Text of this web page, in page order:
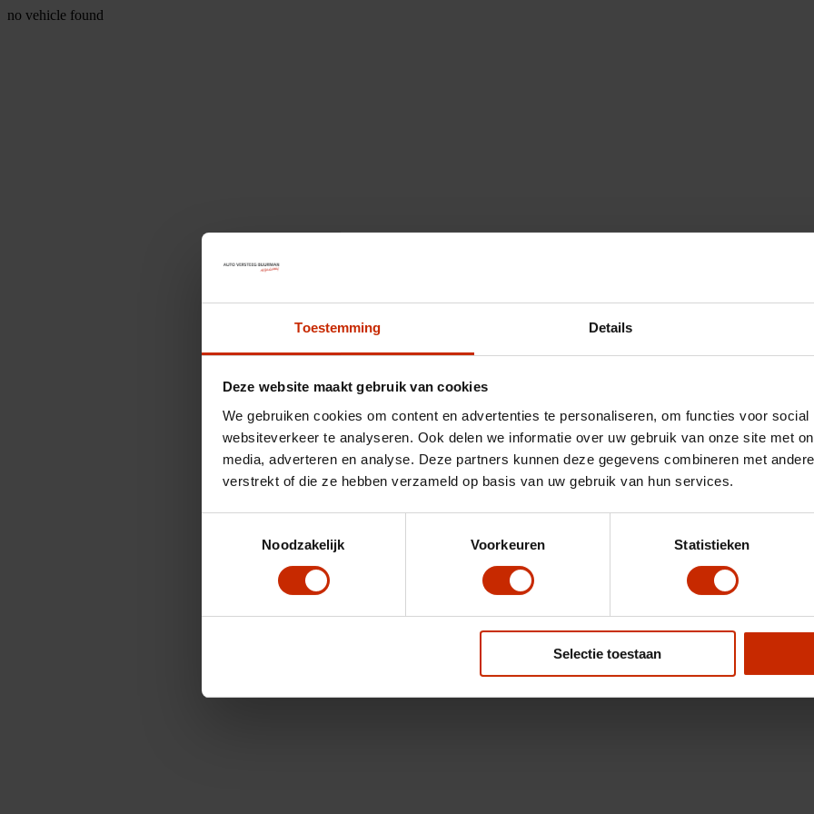
Toestemming Details
Deze website maakt gebruik van cookies
We gebruiken cookies om content en advertenties te personaliseren, om functies voor
websiteverkeer te analyseren. Ook delen we informatie over uw gebruik van onze site met
media, adverteren en analyse. Deze partners kunnen deze gegevens combineren met
verstrekt of die ze hebben verzameld op basis van uw gebruik van hun services.
Noodzakelijk
Voorkeuren Statistieken
Selectie toestaan
no vehicle found